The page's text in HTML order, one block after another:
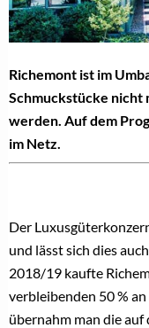
Richemont ist im
Schmuckstücke nicht
werden. Auf dem
im Netz.
Der
und lässt sich dies
2018/19 kaufte
verbleibenden 50 %
übernahm man die